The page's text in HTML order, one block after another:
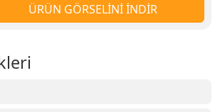
ÜRÜN GÖRSELİNİ İNDİR